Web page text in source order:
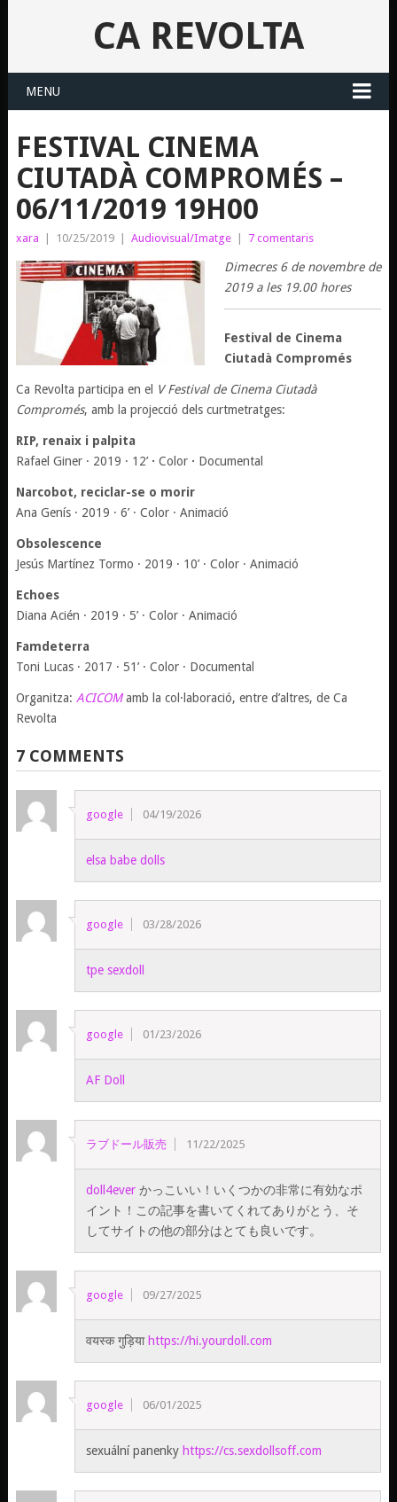
CA REVOLTA
MENU
FESTIVAL CINEMA
CIUTADÀ COMPROMÉS –
06/11/2019 19H00
xara 10/25/2019 Audiovisual/Imatge 7 comentaris
Dimecres 6 de novembre de
2019 a les 19.00 hores
Festival de Cinema
Ciutadà Compromés
Ca Revolta participa en el V Festival de Cinema Ciutadà
Compromés, amb la projecció dels curtmetratges:
RIP, renaix i palpita
Rafael Giner · 2019 · 12’ · Color · Documental
Narcobot, reciclar-se o morir
Ana Genís · 2019 · 6’ · Color · Animació
Obsolescence
Jesús Martínez Tormo · 2019 · 10’ · Color · Animació
Echoes
Diana Acién · 2019 · 5’ · Color · Animació
Famdeterra
Toni Lucas · 2017 · 51’ · Color · Documental
Organitza: ACICOMamb la col·laboració, entre d’altres, de Ca
Revolta
7 COMMENTS
google 04/19/2026
elsa babe dolls
google 03/28/2026
tpe sexdoll
google 01/23/2026
AF Doll
ラブドール販売 11/22/2025
doll4ever かっこいい！いくつかの非常に有効なポ
イント！この記事を書いてくれてありがとう、そ
してサイトの他の部分はとても良いです。
google 09/27/2025
वयस्क गुड़िया https://hi.yourdoll.com
google 06/01/2025
sexuální panenky https://cs.sexdollsoff.com